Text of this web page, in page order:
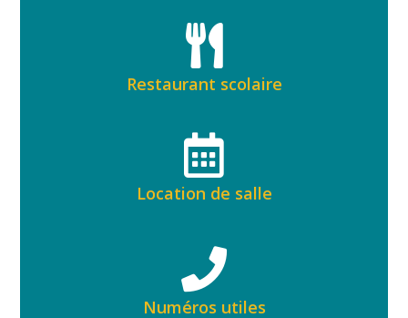
Restaurant scolaire
Location de salle
Numéros utiles